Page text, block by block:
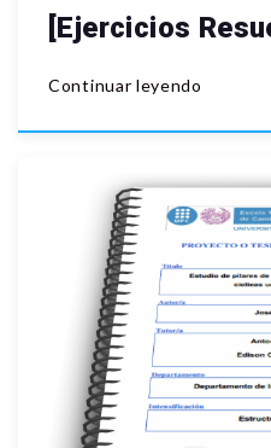
[Ejercicios
Continuar leyendo